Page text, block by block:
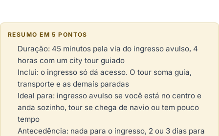
RESUMO EM 5 PONTOS
Duração: 45 minutos pela via do ingresso avulso, 4
horas com um city tour guiado
Inclui: o ingresso só dá acesso. O tour soma guia,
transporte e as demais paradas
Ideal para: ingresso avulso se você está no centro e
anda sozinho, tour se chega de navio ou tem pouco
tempo
Antecedência: nada para o ingresso, 2 ou 3 dias para